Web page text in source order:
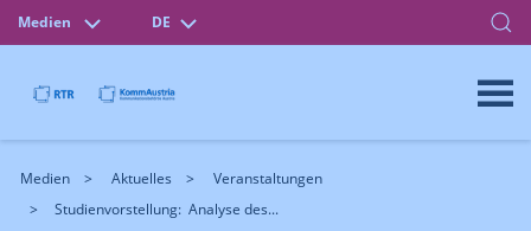
Medien DE
Medien Aktuelles
Veranstaltungen
Studienvorstellung: Analyse des...